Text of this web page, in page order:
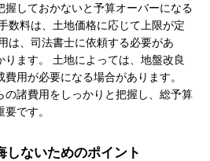
握しておかないと予算オーバーになる
数料は、土地価格に応じて上限が定
は、司法書士に依頼する必要があ
ります。 土地によっては、地盤改良
用が必要になる場合があります。
の諸費用をしっかりと把握し、総予算
です。
しないためのポイント